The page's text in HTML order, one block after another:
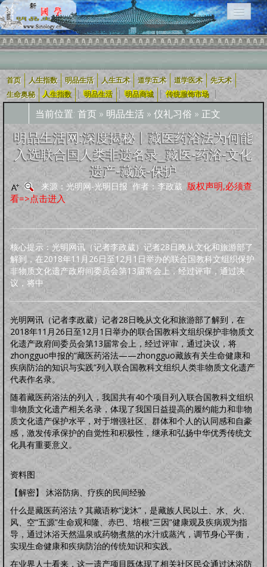
相关栏目导航：
用户入口导航
企业用户 道学五术 人生五术 社会科技 学术研究 宗教融合
道学经
典
四库全
书
轩怡文
苑
养生撷道家文哲学宗 古典散
古典诗 古典小外国文
新约旧可兰经 纪实文佛教经
人生指数
人生指数 职业指数 道德指数 基元指数 康寿指数
先天指数
上古咒语
明品生活
调养保健 风水家居 海宇天堂
虚拟人生
虚拟父母
人生五术
技能职场 婚恋家庭 人际社交 思维道德
道学五术
道学卜算术 道学命理术 道学仙山术 道学相术
道学医术
中药常识 中药方剂 药膳食谱 偏方秘方 药酒秘方 经络穴位
道医药浴
道医药茶
人间万象
综合动态 书画播报 文化活动
往事旧闻
动态公告 往事旧闻
婴童架构
零壹岁婴儿 一三岁婴幼 三六岁幼儿 胎教常识
心理行为
亲子游戏 安全教育 妈妈食谱
生命奥秘
生命探索 数理研究 医学技术 世界科研
先天根基
怀孕前 怀孕期 分娩期 产后期
婴幼卫保
健康教育 家居卫生 保健常识 卫生清洁 婴幼健康 护理卫生
日常除菌
首页 人生指数 明品生活 人生五术 道学五术 道学医术
先天术
生命奥秘
人生指数 | 明品生活 | 明品商城 | 传统服饰市场 |
当前位置: 首页 » 明品生活 » 仪礼习俗 » 正文
明品生活网:深度揭秘丨藏医药浴法为何能
入选联合国人类非遗名录_藏医-药浴-文化
遗产-藏族-保护
来源：光明网-光明日报 作者：李政葳 版权声明,必须查
看=>点击进入
核心提示：光明网讯（记者李政葳）记者28日晚从文化和旅游部了
解到，在2018年11月26日至12月1日举办的联合国教科文组织保护
非物质文化遗产政府间委员会第13届常会上，经过评审，通过决
议，将中
光明网讯（记者李政葳）记者28日晚从文化和旅游部了解到，在
2018年11月26日至12月1日举办的联合国教科文组织保护非物质文
化遗产政府间委员会第13届常会上，经过评审，通过决议，将
zhongguo申报的“藏医药浴法——zhongguo藏族有关生命健康和
疾病防治的知识与实践”列入联合国教科文组织人类非物质文化遗产
代表作名录。
随着藏医药浴法的列入，我国共有40个项目列入联合国教科文组织
非物质文化遗产相关名录，体现了我国日益提高的履约能力和非物
质文化遗产保护水平，对于增强社区、群体和个人的认同感和自豪
感，激发传承保护的自觉性和积极性，继承和弘扬中华优秀传统文
化具有重要意义。
资料图
【解密】 沐浴防病、疗疾的民间经验
什么是藏医药浴法？其藏语称“泷沐”，是藏族人民以土、水、火、
风、空“五源”生命观和隆、赤巴、培根“三因”健康观及疾病观为指
导，通过沐浴天然温泉或药物煮熬的水汁或蒸汽，调节身心平衡，
实现生命健康和疾病防治的传统知识和实践。
在业界人士看来，这一遗产项目既体现了相关社区民众通过沐浴防